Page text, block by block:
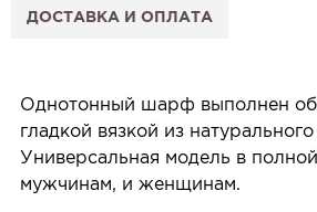
3. Заполните форму и отправьте
Услуга бесплатная и ни к чему
примеряете в салоне и уже на
покупать или нет.
Планируйте визит в удобное для
резерв действует 5 дней.
ДОСТАВКА И ОПЛАТА
Однотонный шарф выполнен
гладкой вязкой из
Универсальная модель в
мужчинам, и женщинам.